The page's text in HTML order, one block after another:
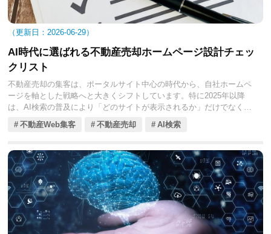
2026-06-29
AI時代に選ばれる不動産売却ホームページ設計チェッ
クリスト
不動産売却の集客は、ポータルサイト中心の時代から、自社ホームペ
ージを軸とした戦略へと大きくシフトしています。特に2025年以降
は、AI検索の普及により「どのサイトが表示されるか」だけでなく
「どの情報が引用されるか」が重要になっています。そのため、ホー
ムページは単なる会社紹介ではなく、売却相談を獲得するための戦略
に特化したホームページ設計のチェックポイントを体系的に解説しま
す。
不動産Web集客 不動産売却 AI検索